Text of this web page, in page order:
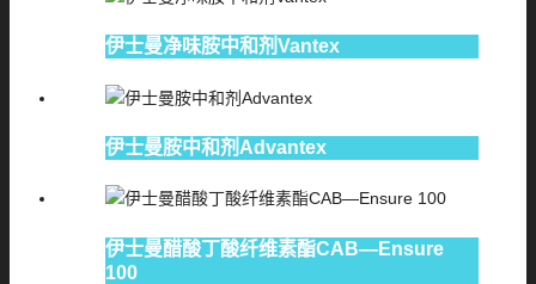
伊士曼净味胺中和剂Vantex
伊士曼胺中和剂Advantex
伊士曼醋酸丁酸纤维素酯CAB—Ensure
100